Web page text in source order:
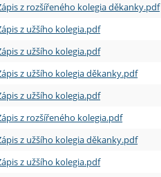
z rozšířeného kolegia děkanky.pdf
z užšího kolegia.pdf
z užšího kolegia.pdf
z užšího kolegia děkanky.pdf
z užšího kolegia.pdf
z rozšířeného kolegia.pdf
z užšího kolegia děkanky.pdf
z užšího kolegia.pdf